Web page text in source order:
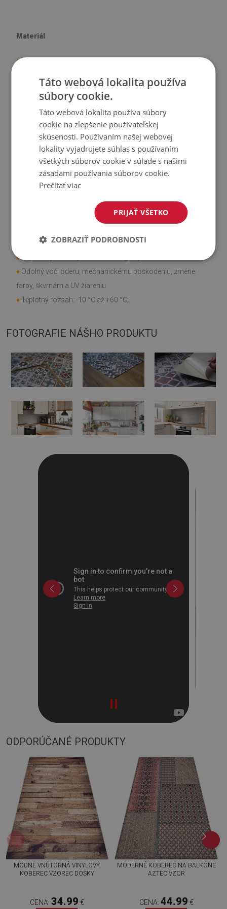
Materiál
♦Vinyl vystužený PES sieťovinou s lepidlom
Hrúbka obkladu (dlažby): 1,6 mm
Použitie
Interiéry izieb;
Steny, podlahy, stropy;
Môže sa lepiť na panely, obklady, kov alebo farbu.
Vlastnosti výrobku
Môžete si ich sami narezať na požadovanú veľkosť;
♦Digitálna potlač s použitím ekologických farieb
♦ Odolný voči oderu, mechanickému poškodeniu, zmene
farby, škvrnám a UV žiareniu
♦ Teplotný rozsah: -10 °C až +60 °C;
FOTOGRAFIE NÁŠHO PRODUKTU
ODPORÚČANÉ PRODUKTY
MÓDNE VNÚTORNÁ VINYLOVÝ
KOBEREC VZOREC DOSKY
CENA: 34.99 €
MODERNÉ KOBEREC NA BALKÓNE
AZTEC VZOR
CENA: 44.99 €
Táto webová lokalita používa
súbory cookie.
Táto webová lokalita používa súbory
cookie na zlepšenie používateľskej
skúsenosti. Používaním našej webovej
lokality vyjadrujete súhlas s používaním
všetkých súborov cookie v súlade s našimi
zásadami používania súborov cookie.
Prečítať viac
PRIJAŤ VŠETKO
ZOBRAZIŤ PODROBNOSTI